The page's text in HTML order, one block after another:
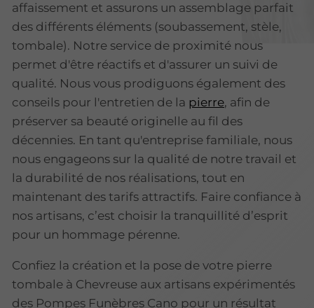
affaissement et assurons un assemblage parfait
des différents éléments (soubassement, stèle,
tombale). Notre service de proximité nous
permet d'être réactifs et d'assurer un suivi de
qualité. Nous vous prodiguons également des
conseils pour l'entretien de la pierre, afin de
préserver sa beauté originelle au fil des
décennies. En tant qu'entreprise familiale, nous
nous engageons sur la qualité de notre travail et
la durabilité de nos réalisations, tout en
maintenant des tarifs attractifs. Faire confiance à
nos artisans, c’est choisir la tranquillité d’esprit
pour un hommage pérenne.
Confiez la création et la pose de votre pierre
tombale à Chevreuse aux artisans expérimentés
des Pompes Funèbres Cano pour un résultat